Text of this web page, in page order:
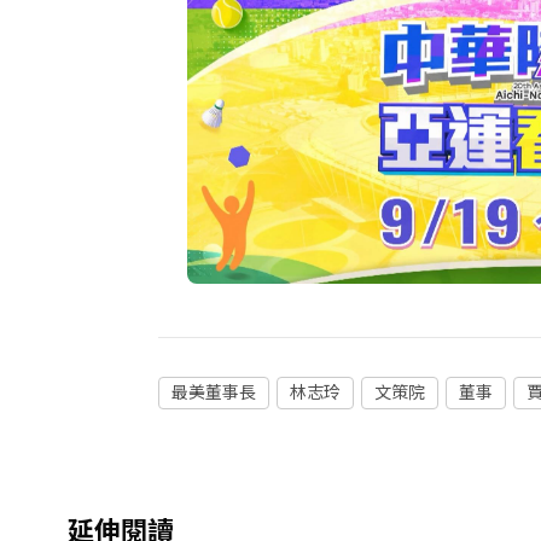
最美董事長 林志玲 文策院 董事
延伸閱讀